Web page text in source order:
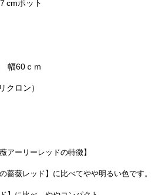
cmポット
幅60ｃｍ
クロン）
アーリーレッドの特徴】
薔薇レッド】に比べてやや明るい色です。